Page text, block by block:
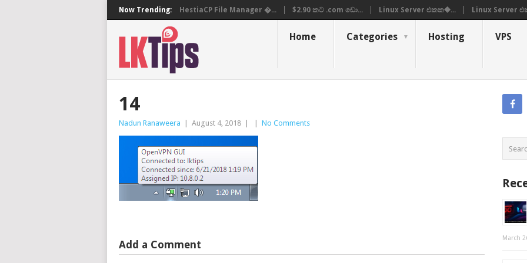
Now Trending: HestiaCP File Manager �... $2.90 කට .com ඩො... Linux Server එකක�... Linux Server
Home Categories Hosting VPS
14
Nadun Ranaweera August 4, 2018 No Comments
Add a Comment
March